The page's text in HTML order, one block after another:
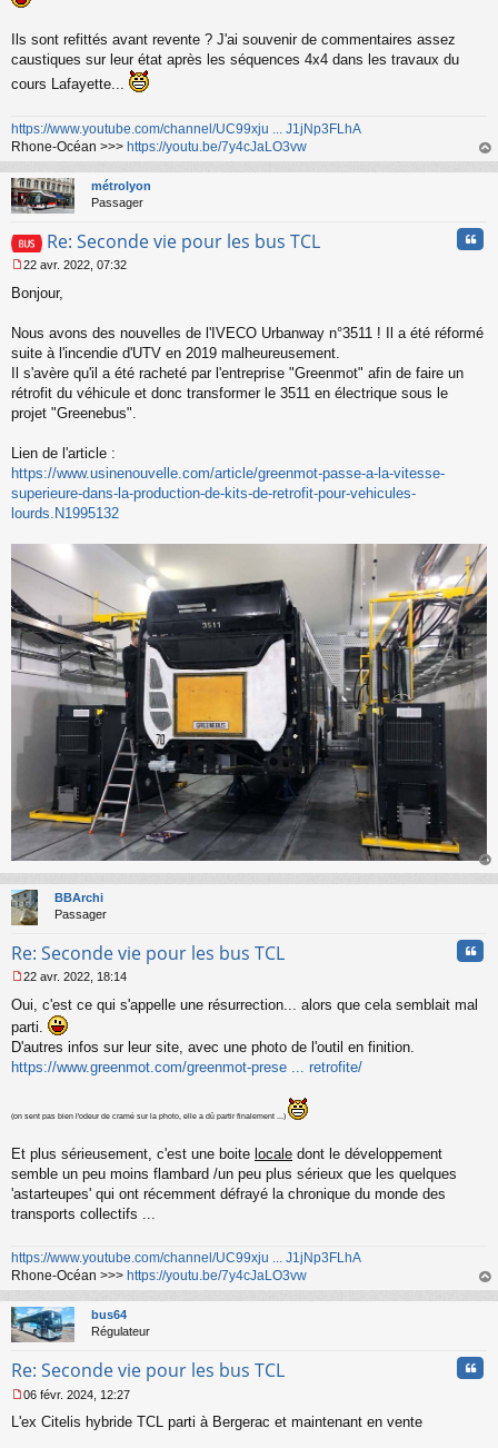
n
u
Ils sont refittés avant revente ? J'ai souvenir de commentaires assez
caustiques sur leur état après les séquences 4x4 dans les travaux du
cours Lafayette...
https://www.youtube.com/channel/UC99xju ... J1jNp3FLhA
Rhone-Océan >>> https://youtu.be/7y4cJaLO3vw
au
métrolyon
Passager
Re: Seconde vie pour les bus TCL
e
g
e
n
o
u
22 avr. 2022, 07:32
Bonjour,
Nous avons des nouvelles de l'IVECO Urbanway n°3511 ! Il a été réformé
suite à l'incendie d'UTV en 2019 malheureusement.
Il s'avère qu'il a été racheté par l'entreprise "Greenmot" afin de faire un
rétrofit du véhicule et donc transformer le 3511 en électrique sous le
projet "Greenebus".
Lien de l'article :
https://www.usinenouvelle.com/article/greenmot-passe-a-la-vitesse-
superieure-dans-la-production-de-kits-de-retrofit-pour-vehicules-
lourds.N1995132
au
BBArchi
Passager
Re: Seconde vie pour les bus TCL
e
s
a
g
o
l
u
22 avr. 2022, 18:14
Oui, c'est ce qui s'appelle une résurrection... alors que cela semblait mal
parti.
D'autres infos sur leur site, avec une photo de l'outil en finition.
https://www.greenmot.com/greenmot-prese ... retrofite/
(on sent pas bien l'odeur de cramé sur la photo, elle a dû partir finalement ...)
Et plus sérieusement, c'est une boite locale dont le développement
semble un peu moins flambard /un peu plus sérieux que les quelques
'astarteupes' qui ont récemment défrayé la chronique du monde des
transports collectifs ...
https://www.youtube.com/channel/UC99xju ... J1jNp3FLhA
Rhone-Océan >>> https://youtu.be/7y4cJaLO3vw
au
bus64
Régulateur
Re: Seconde vie pour les bus TCL
e
06 févr. 2024, 12:27
L'ex Citelis hybride TCL parti à Bergerac et maintenant en vente